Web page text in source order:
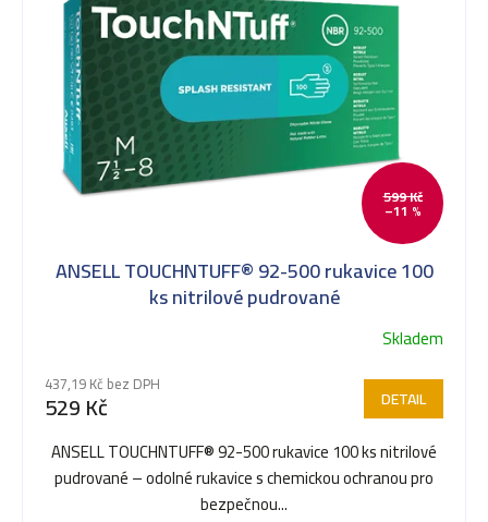
599 Kč
–11 %
ANSELL TOUCHNTUFF® 92-500 rukavice 100
ks nitrilové pudrované
hodnocení
produktu
je
5,0
Skladem
437,19 Kč bez DPH
529 Kč DETAIL
ANSELL TOUCHNTUFF® 92-500 rukavice 100 ks nitrilové
pudrované – odolné rukavice s chemickou ochranou pro
bezpečnou...